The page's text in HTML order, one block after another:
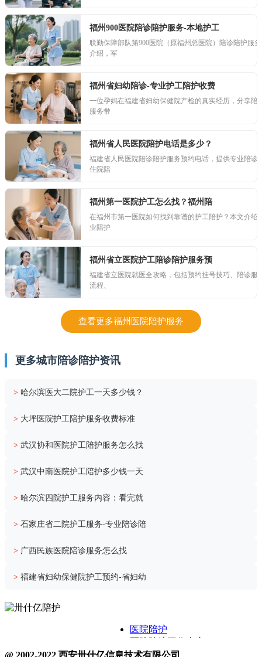
福州900医院陪诊陪护服务-本地护工
联勤保障部队第900医院（原福州总医院）陪诊陪护服务
介绍，军
福州省妇幼陪诊-专业护工陪护收费
一位孕妈在福建省妇幼保健院产检的真实经历，分享陪
服务带
福州省人民医院陪护电话是多少？
福建省人民医院陪诊陪护服务预约电话，提供专业陪诊
住院陪
福州第一医院护工怎么找？福州陪
在福州市第一医院如何找到靠谱的护工陪护？本文介绍
业陪护
福州省立医院护工陪诊陪护服务预
福建省立医院就医全攻略，包括预约挂号技巧、陪诊服
流程、
查看更多福州医院陪护服务
更多城市陪诊陪护资讯
> 哈尔滨医大二院护工一天多少钱？
> 大坪医院护工陪护服务收费标准
> 武汉协和医院护工陪护服务怎么找
> 武汉中南医院护工陪护多少钱一天
> 哈尔滨四院护工服务内容：看完就
> 石家庄省二院护工服务-专业陪诊陪
> 广西民族医院陪诊服务怎么找
> 福建省妇幼保健院护工预约-省妇幼
医院陪护
关于卅什亿
@ 2002-2022 西安卅什亿信息技术有限公司